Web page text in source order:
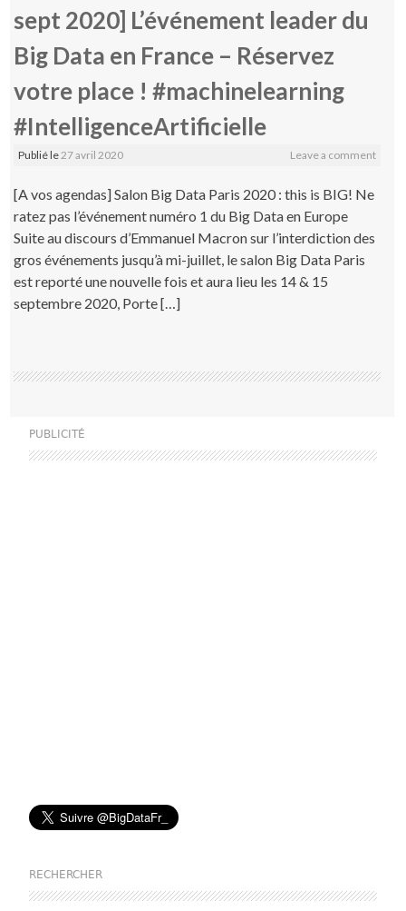
sept 2020] L’événement leader du
Big Data en France – Réservez
votre place ! #machinelearning
#IntelligenceArtificielle
Publié le 27 avril 2020 Leave a comment
[A vos agendas] Salon Big Data Paris 2020 : this is BIG! Ne
ratez pas l’événement numéro 1 du Big Data en Europe
Suite au discours d’Emmanuel Macron sur l’interdiction des
gros événements jusqu’à mi-juillet, le salon Big Data Paris
est reporté une nouvelle fois et aura lieu les 14 & 15
septembre 2020, Porte […]
PUBLICITÉ
RECHERCHER